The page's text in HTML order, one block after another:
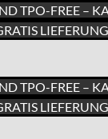
TPO-FREE –
TPO-FREE –